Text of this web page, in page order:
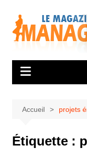
contenu
Accueil projets
Étiquette :